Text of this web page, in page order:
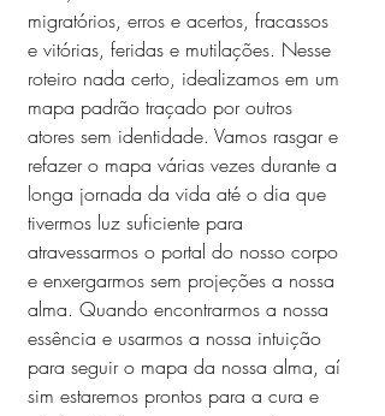
migratórios, erros e acertos, fracassos
e vitórias, feridas e mutilações. Nesse
roteiro nada certo, idealizamos em um
mapa padrão traçado por outros
atores sem identidade. Vamos rasgar e
refazer o mapa várias vezes durante a
longa jornada da vida até o dia que
tivermos luz suficiente para
atravessarmos o portal do nosso corpo
e enxergarmos sem projeções a nossa
alma. Quando encontrarmos a nossa
essência e usarmos a nossa intuição
para seguir o mapa da nossa alma, aí
sim estaremos prontos para a cura e